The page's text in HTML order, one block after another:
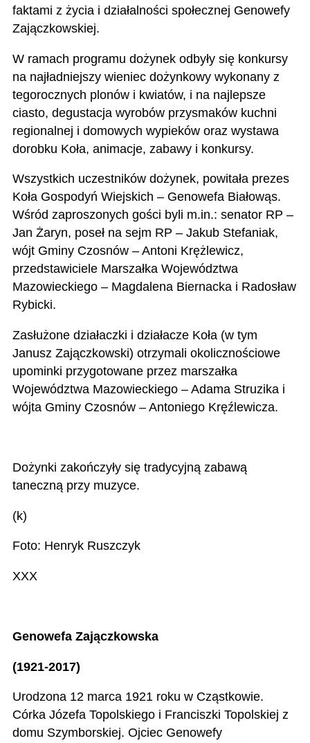
faktami z życia i działalności społecznej Genowefy
Zajączkowskiej.
W ramach programu dożynek odbyły się konkursy
na najładniejszy wieniec dożynkowy wykonany z
tegorocznych plonów i kwiatów, i na najlepsze
ciasto, degustacja wyrobów przysmaków kuchni
regionalnej i domowych wypieków oraz wystawa
dorobku Koła, animacje, zabawy i konkursy.
Wszystkich uczestników dożynek, powitała prezes
Koła Gospodyń Wiejskich – Genowefa Białowąs.
Wśród zaproszonych gości byli m.in.: senator RP –
Jan Żaryn, poseł na sejm RP – Jakub Stefaniak,
wójt Gminy Czosnów – Antoni Krężlewicz,
przedstawiciele Marszałka Województwa
Mazowieckiego – Magdalena Biernacka i Radosław
Rybicki.
Zasłużone działaczki i działacze Koła (w tym
Janusz Zajączkowski) otrzymali okolicznościowe
upominki przygotowane przez marszałka
Województwa Mazowieckiego – Adama Struzika i
wójta Gminy Czosnów – Antoniego Kręźlewicza.
Dożynki zakończyły się tradycyjną zabawą
taneczną przy muzyce.
(k)
Foto: Henryk Ruszczyk
XXX
Genowefa Zajączkowska
(1921-2017)
Urodzona 12 marca 1921 roku w Cząstkowie.
Córka Józefa Topolskiego i Franciszki Topolskiej z
domu Szymborskiej. Ojciec Genowefy